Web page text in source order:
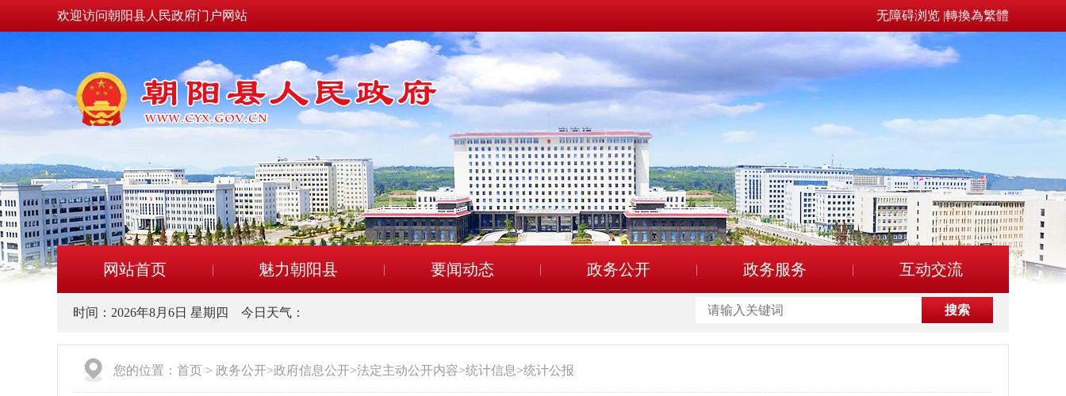
欢迎访问朝阳县人民政府门户网站 无障碍浏览 |轉換為繁體
网站首页 魅力朝阳县 要闻动态 政务公开 政务服务 互动交流
时间： 2026年8月6日 星期四 今日天气：
您的位置： 首页 > 政务公开>政府信息公开>法定主动公开内容>统计信息>统计公报